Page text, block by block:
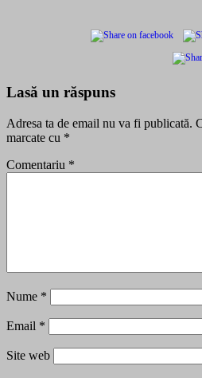
Lasă un răspuns
Adresa ta de email nu va fi publicată.
marcate cu *
Comentariu *
Nume *
Email *
Site web